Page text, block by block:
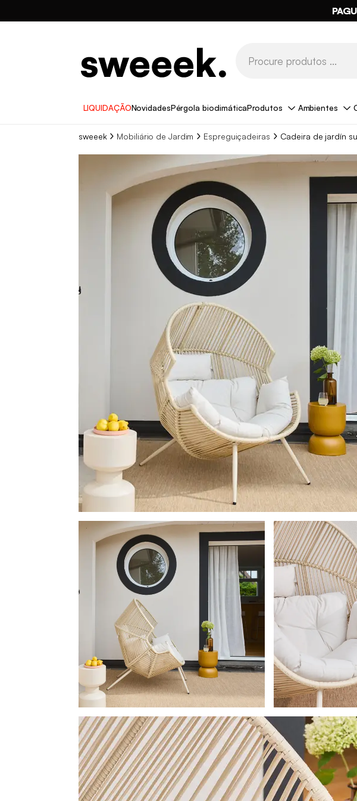
LIQUIDAÇÃONovidadesPérgola bioclimáticaProdutos Ambientes
sweeek Mobiliário de Jardim Espreguiçadeiras Cadeira de jardín